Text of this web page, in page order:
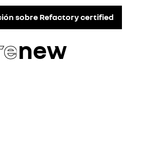
sobre Refactory certified
new